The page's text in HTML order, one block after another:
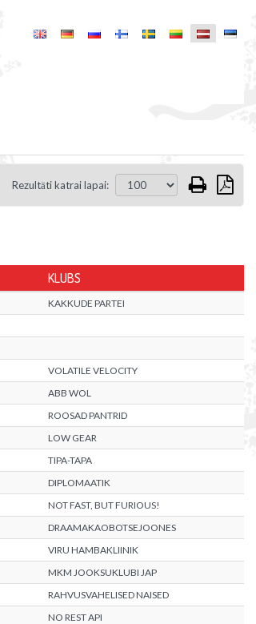
Rezultāti katrai lapai:
KLUBS
KAKKUDE PARTEI
VOLATILE VELOCITY
ABB WOL
ROOSAD PANTRID
LOW GEAR
TIPA-TAPA
DIPLOMAATIK
NOT FAST, BUT FURIOUS!
DRAAMAKAOBOTSEJOONES
VIRU HAMBAKLIINIK
MKM JOOKSUKLUBI JAP
RAHVUSVAHELISED NAISED
NO REST API